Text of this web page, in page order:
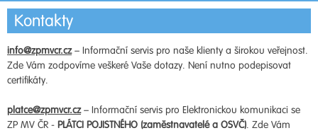
Kontakty
info@zpmvcr.cz– Informační servis pro naše klienty a širokou veřejnost.
Zde Vám zodpovíme veškeré Vaše dotazy. Není nutno podepisovat
certifikáty.
platce@zpmvcr.cz– Informační servis pro Elektronickou komunikaci se
ZP MV ČR - PLÁTCI POJISTNÉHO (zaměstnavatelé a OSVČ). Zde Vám